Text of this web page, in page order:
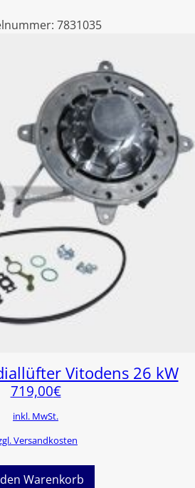
7831035
Vitodens 26 kW
719,00€
inkl. MwSt.
Versandkosten
Warenkorb